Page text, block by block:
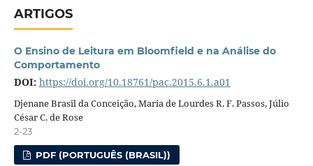
ARTIGOS
O Ensino de Leitura em Bloomfield e na Análise do
Comportamento
DOI: https://doi.org/10.18761/pac.2015.6.1.a01
Djenane Brasil da Conceição, Maria de Lourdes R. F. Passos, Júlio
César C. de Rose
2-23
PDF (PORTUGUÊS (BRASIL))